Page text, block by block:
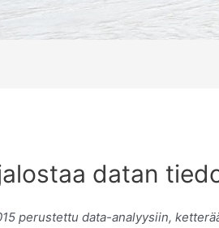
datan
perustettu data-analyysiin,